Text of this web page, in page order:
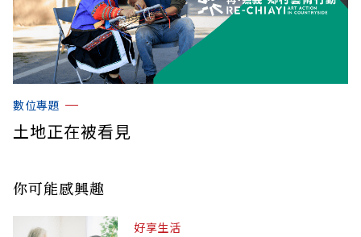
數位專題
土地正在被看見
你可能感興趣
好享生活